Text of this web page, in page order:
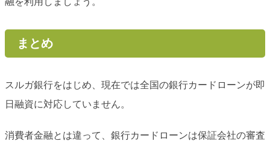
まとめ
スルガ銀行をはじめ、現在では全国の銀行カードローンが即
日融資に対応していません。
消費者金融とは違って、銀行カードローンは保証会社の審査